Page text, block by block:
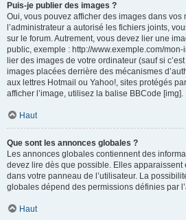
Puis-je publier des images ?
Oui, vous pouvez afficher des images dans vos
l’administrateur a autorisé les fichiers joints,
sur le forum. Autrement, vous devez lier une
public, exemple : http://www.exemple.com/
lier des images de votre ordinateur (sauf si
images placées derrière des mécanismes
aux lettres Hotmail ou Yahoo!, sites protégés
afficher l’image, utilisez la balise BBCode [img].
Haut
Que sont les annonces globales ?
Les annonces globales contiennent des
devez lire dès que possible. Elles apparaissent
dans votre panneau de l’utilisateur. La
globales dépend des permissions définies par
Haut